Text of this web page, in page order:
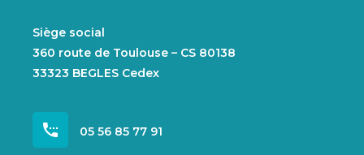
Siège social
360 route de Toulouse – CS 80138
33323 BEGLES Cedex
settings_phone 05 56 85 77 91